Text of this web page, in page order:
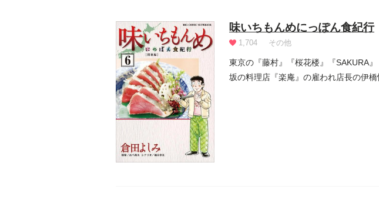
味いちもんめにっぽん食紀行
1,704 その他
東京の『藤村』『桜花楼』『SAKURA
坂の料理店『楽庵』の雇われ店長の伊